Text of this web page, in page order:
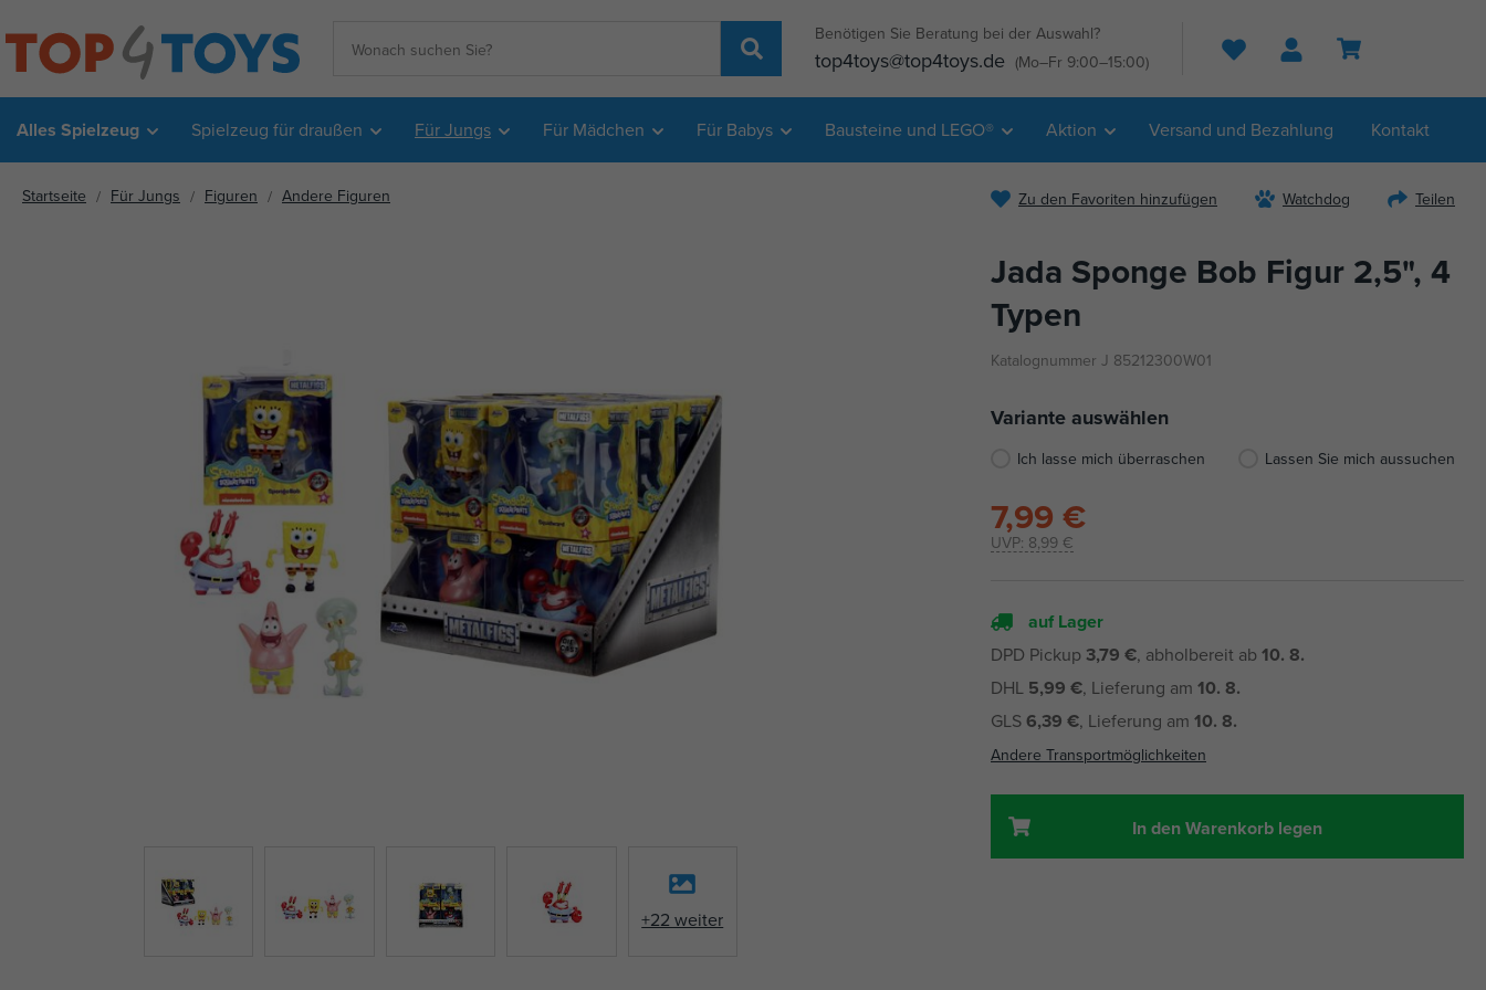
Benötigen Sie Beratung bei der Auswahl?
top4toys@top4toys.de (Mo–Fr 9:00–15:00) Suche
Alles Spielzeug Spielzeug für draußen Für Jungs Für Mädchen Für Babys Bausteine und LEGO® Aktion Versand und Bezahlung Kontakt
Startseite Für Jungs Figuren Andere Figuren
+22 weiter
Zu den Favoriten hinzufügen Watchdog Teilen
Jada Sponge Bob Figur 2,5", 4
Typen
Katalognummer J 85212300W01
Variante auswählen
Ich lasse mich überraschen Lassen Sie mich aussuchen
UVP: 8,99 €
7,99 €
auf Lager
DPD Pickup 3,79 €, abholbereit ab 10. 8.
DHL 5,99 €, Lieferung am 10. 8.
GLS6,39 €, Lieferung am 10. 8.
Andere Transportmöglichkeiten
In den Warenkorb legen